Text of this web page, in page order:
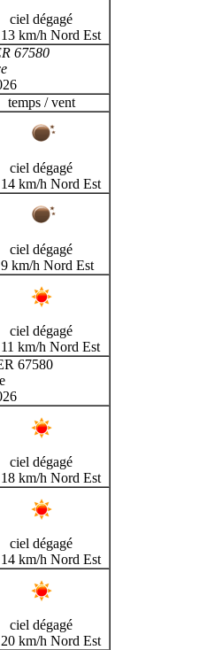
ciel dégagé
km/h Nord Est
67580
temps / vent
ciel dégagé
km/h Nord Est
ciel dégagé
km/h Nord Est
ciel dégagé
km/h Nord Est
67580
ciel dégagé
km/h Nord Est
ciel dégagé
km/h Nord Est
ciel dégagé
km/h Nord Est